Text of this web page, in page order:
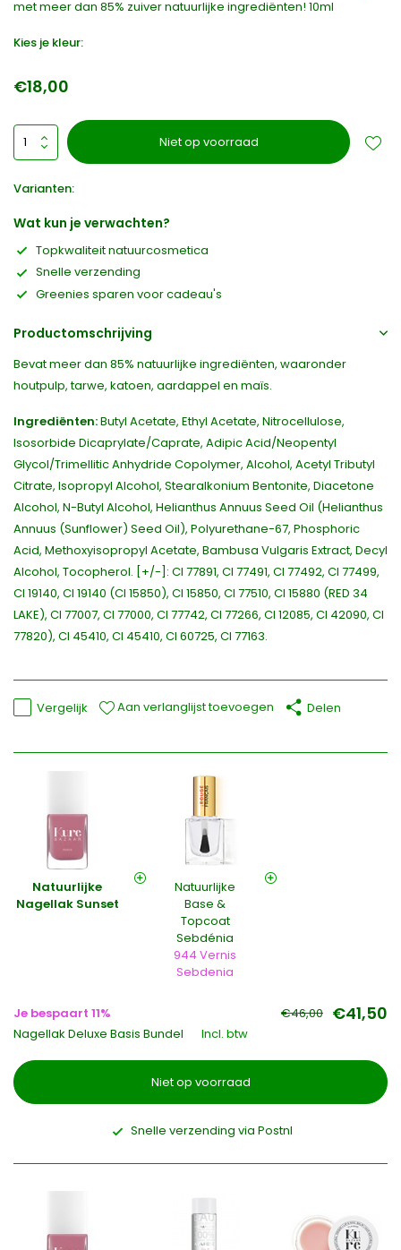
met meer dan 85% zuiver natuurlijke ingrediënten! 10ml
Kies je kleur:
€18,00
Niet op voorraad
Varianten:
Wat kun je verwachten?
Topkwaliteit natuurcosmetica
Snelle verzending
Greenies sparen voor cadeau's
Productomschrijving
Bevat meer dan 85% natuurlijke ingrediënten, waaronder
houtpulp, tarwe, katoen, aardappel en maïs.
Ingrediënten:Butyl Acetate, Ethyl Acetate, Nitrocellulose,
Isosorbide Dicaprylate/Caprate, Adipic Acid/Neopentyl
Glycol/Trimellitic Anhydride Copolymer, Alcohol, Acetyl Tributyl
Citrate, Isopropyl Alcohol, Stearalkonium Bentonite, Diacetone
Alcohol, N-Butyl Alcohol, Helianthus Annuus Seed Oil (Helianthus
Annuus (Sunflower) Seed Oil), Polyurethane-67, Phosphoric
Acid, Methoxyisopropyl Acetate, Bambusa Vulgaris Extract, Decyl
Alcohol, Tocopherol. [+/-]: CI 77891, CI 77491, CI 77492, CI 77499,
CI 19140, CI 19140 (CI 15850), CI 15850, CI 77510, CI 15880 (RED 34
LAKE), CI 77007, CI 77000, CI 77742, CI 77266, CI 12085, CI 42090, CI
77820), CI 45410, CI 45410, CI 60725, CI 77163.
Vergelijk Aan verlanglijst toevoegen Delen
Natuurlijke
Nagellak Sunset
Natuurlijke
Base &
Topcoat
Sebdénia
944 Vernis
Sebdenia
Je bespaart 11% €46,00 €41,50
Nagellak Deluxe Basis Bundel Incl. btw
Niet op voorraad
Snelle verzending via Postnl